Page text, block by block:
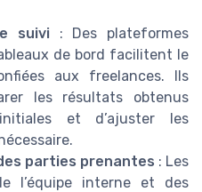
suivi: Des plateformes
de bord facilitent le
aux freelances. Ils
les résultats obtenus
et d’ajuster les
parties prenantes : Les
l’équipe interne et des